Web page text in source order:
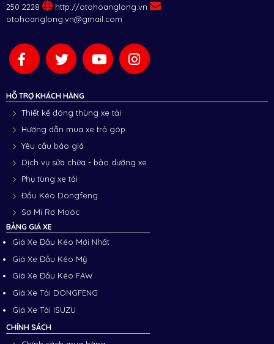
250 2228
http://otohoanglong.vn
otohoanglong.vn@gmail.com
HỖ TRỢ KHÁCH HÀNG
Thiết kế đóng thùng xe tải
Hướng dẫn mua xe trả góp
Yêu cầu báo giá
Dịch vụ sửa chữa - bảo dưỡng xe
Phụ tùng xe tải
Đầu Kéo Dongfeng
Sơ Mi Rơ Moóc
BẢNG GIÁ XE
Giá Xe Đầu Kéo Mới Nhất
Giá Xe Đầu Kéo Mỹ
Giá Xe Đầu Kéo FAW
Giá Xe Tải DONGFENG
Giá Xe Tải ISUZU
CHÍNH SÁCH